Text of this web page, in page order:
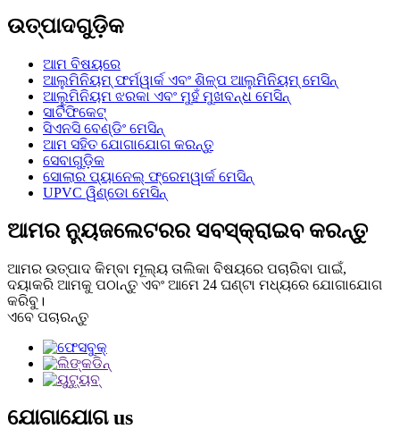
ଉତ୍ପାଦଗୁଡ଼ିକ
ଆମ ବିଷୟରେ
ଆଲୁମିନିୟମ୍ ଫର୍ମୱାର୍କ ଏବଂ ଶିଳ୍ପ ଆଲୁମିନିୟମ୍ ମେସିନ୍
ଆଲୁମିନିୟମ ଝରକା ଏବଂ ମୁହଁ ମୁଖବନ୍ଧ ମେସିନ୍
ସାର୍ଟିଫିକେଟ୍
ସିଏନସି ବେଣ୍ଡିଂ ମେସିନ୍
ଆମ ସହିତ ଯୋଗାଯୋଗ କରନ୍ତୁ
ସେବାଗୁଡ଼ିକ
ସୋଲାର ପ୍ୟାନେଲ୍ ଫ୍ରେମୱାର୍କ ମେସିନ୍
UPVC ୱିଣ୍ଡୋ ମେସିନ୍
ଆମର ନ୍ୟୁଜଲେଟରର ସବସ୍କ୍ରାଇବ କରନ୍ତୁ
ଆମର ଉତ୍ପାଦ କିମ୍ବା ମୂଲ୍ୟ ତାଲିକା ବିଷୟରେ ପଚାରିବା ପାଇଁ,
ଦୟାକରି ଆମକୁ ପଠାନ୍ତୁ ଏବଂ ଆମେ 24 ଘଣ୍ଟା ମଧ୍ୟରେ ଯୋଗାଯୋଗ
କରିବୁ।
ଏବେ ପଚାରନ୍ତୁ
ଯୋଗାଯୋଗus